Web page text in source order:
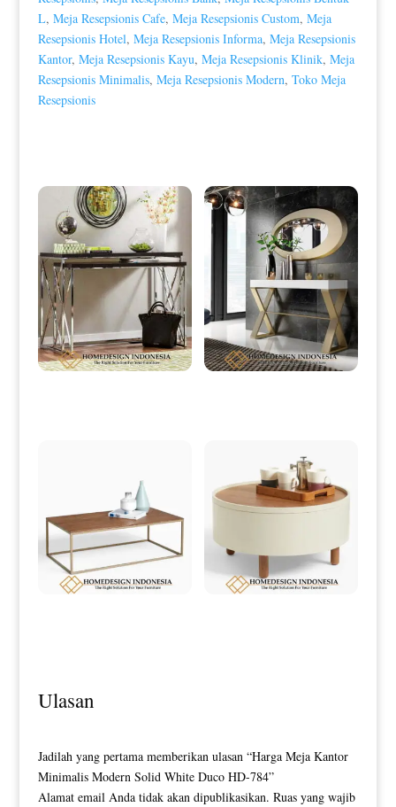
L, Meja Resepsionis Cafe, Meja Resepsionis Custom, Meja
Resepsionis Hotel, Meja Resepsionis Informa, Meja Resepsionis
Kantor, Meja Resepsionis Kayu, Meja Resepsionis Klinik, Meja
Resepsionis Minimalis, Meja Resepsionis Modern, Toko Meja
Resepsionis
Ulasan
Jadilah yang pertama memberikan ulasan “Harga Meja Kantor
Minimalis Modern Solid White Duco HD-784”
Alamat email Anda tidak akan dipublikasikan. Ruas yang wajib